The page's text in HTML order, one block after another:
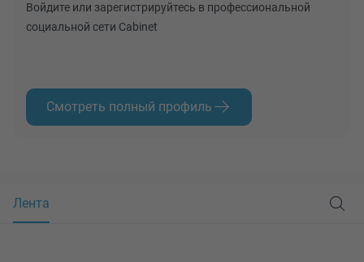
Войдите или зарегистрируйтесь в профессиональной
социальной сети Cabinet
Смотреть полный профиль
Лента